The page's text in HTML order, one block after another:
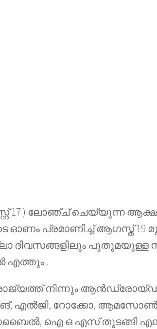
17 ) ലോഞ്ച് ചെയ്യുന്ന
ഓണം പ്രമാണിച്ച് ആഗസ്ത്
ദിവസങ്ങളിലും പുതുമയുള്ള
എത്തും .
നിന്നും ആൻഡ്രോയ്ഡ്
എൽജി, റോക്കോ,
ഐ ഒ എസ് തുടങ്ങി